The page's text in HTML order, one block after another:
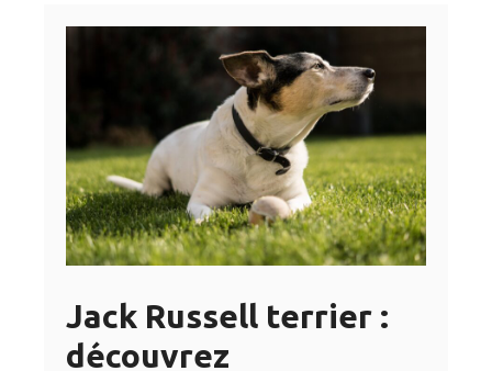
Jack Russell terrier :
découvrez